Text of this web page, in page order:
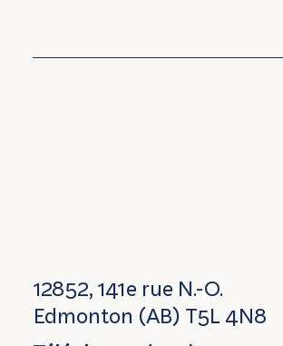
12852, 141e rue N.-O.
Edmonton (AB) T5L 4N8